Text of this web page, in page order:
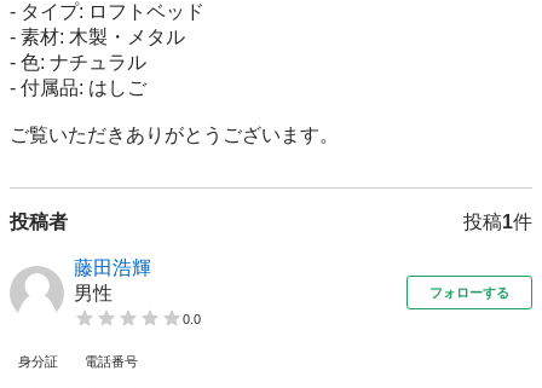
- タイプ: ロフトベッド
- 素材: 木製・メタル
- 色: ナチュラル
- 付属品: はしご
ご覧いただきありがとうございます。
投稿者 投稿1件
藤田浩輝
男性
0.0
フォローする
身分証 電話番号